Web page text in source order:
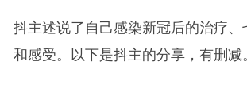
抖主述说了自己感染新冠后的治疗、
和感受。以下是抖主的分享，有删减